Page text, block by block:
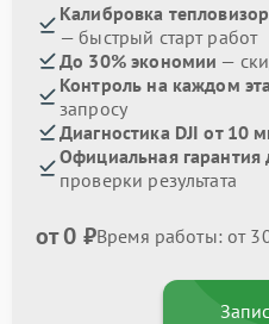
Калибровка
— быстрый старт работ
До 30% экономии —
Контроль на каждом
запросу
Диагностика DJI от 10
Официальная гарантия
проверки результата
от 0 ₽Время работы: от